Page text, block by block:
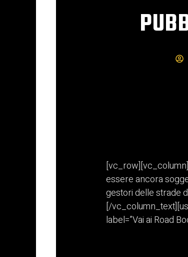
essere ancora
gestori delle strade
[/
label=”Vai ai Road